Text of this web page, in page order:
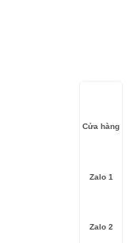
Cửa hàng
Zalo 1
Zalo 2